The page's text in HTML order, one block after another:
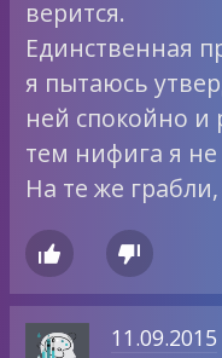
верится.
Единственная
я пытаюсь
ней спокойно
тем нифига я
На те же
 
11.09.2015